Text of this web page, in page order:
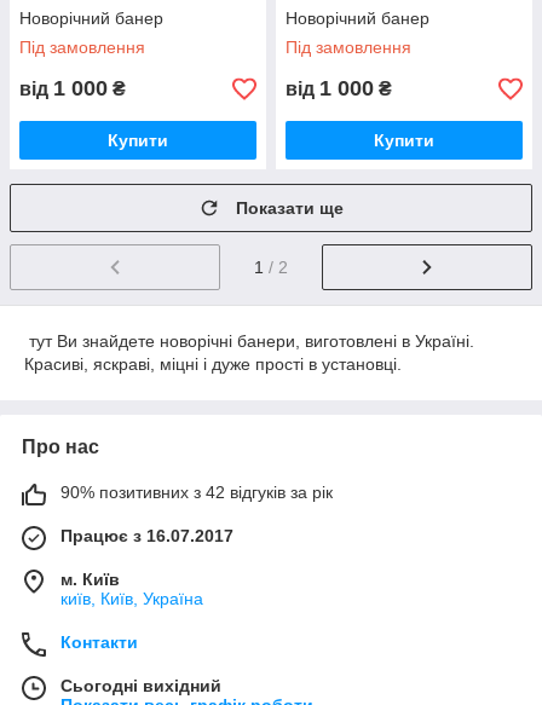
Новорічний банер
Під замовлення
від 1 000 ₴
Купити
Новорічний банер
Під замовлення
від 1 000 ₴
Купити
Показати ще
1 / 2
тут Ви знайдете новорічні банери, виготовлені в Україні.
Красиві, яскраві, міцні і дуже прості в установці.
Про нас
90% позитивних з 42 відгуків за рік
Працює з 16.07.2017
м. Київ
київ, Київ, Україна
Контакти
Сьогодні вихідний